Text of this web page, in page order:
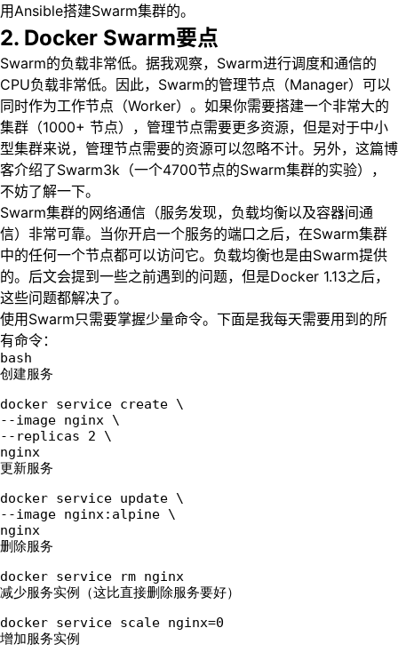
用Ansible搭建Swarm集群的。
2. Docker Swarm要点
Swarm的负载非常低。据我观察，Swarm进行调度和通信的
CPU负载非常低。因此，Swarm的管理节点（Manager）可以
同时作为工作节点（Worker）。如果你需要搭建一个非常大的
集群（1000+ 节点），管理节点需要更多资源，但是对于中小
型集群来说，管理节点需要的资源可以忽略不计。另外，这篇博
客介绍了Swarm3k（一个4700节点的Swarm集群的实验），
不妨了解一下。
Swarm集群的网络通信（服务发现，负载均衡以及容器间通
信）非常可靠。当你开启一个服务的端口之后，在Swarm集群
中的任何一个节点都可以访问它。负载均衡也是由Swarm提供
的。后文会提到一些之前遇到的问题，但是Docker 1.13之后，
这些问题都解决了。
使用Swarm只需要掌握少量命令。下面是我每天需要用到的所
有命令：
bash
创建服务
docker service create \
--image nginx \
--replicas 2 \
nginx
更新服务
docker service update \
--image nginx:alpine \
nginx
删除服务
docker service rm nginx
减少服务实例（这比直接删除服务要好）
docker service scale nginx=0
增加服务实例